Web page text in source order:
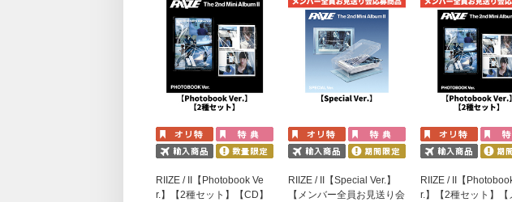
RIIZE / II【Photobook Ve
r.】【2種セット】【CD】
RIIZE / II【Special Ver.】
【メンバー全員お見送り会
RIIZE / II【
r.】【2種セット】【